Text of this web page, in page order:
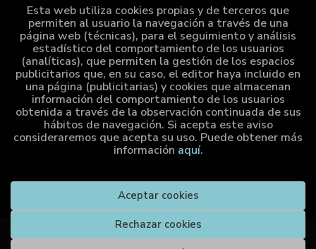
ATENCIÓN AO CLIENTE
Quen somos
Pedidos especiais
Distribución
Cumio Editora
. Todos os dereitos reservados |
Grupo Trevenque
Esta web utiliza cookies propias y de terceros que
permiten al usuario la navegación a través de una
página web (técnicas), para el seguimiento y análisis
estadístico del comportamiento de los usuarios
(analíticas), que permiten la gestión de los espacios
publicitarios que, en su caso, el editor haya incluido en
una página (publicitarias) y cookies que almacenan
información del comportamiento de los usuarios
obtenida a través de la observación continuada de sus
hábitos de navegación. Si acepta este aviso
consideraremos que acepta su uso. Puede obtener más
información aquí.
Rechazar cookies
Aceptar cookies